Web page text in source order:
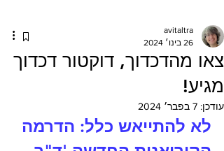
צאו מהדכדוך, דוקטור דכדוך
מגיע!
avitaltra
26 בינו׳ 2024
עודכן: 7 בפבר׳ 2024
לא להתייאש כלל: הדרמה